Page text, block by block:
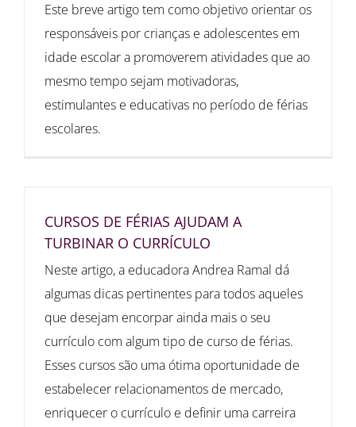
Este breve artigo tem como objetivo orientar os
responsáveis por crianças e adolescentes em
idade escolar a promoverem atividades que ao
mesmo tempo sejam motivadoras,
estimulantes e educativas no período de férias
escolares.
CURSOS DE FÉRIAS AJUDAM A
TURBINAR O CURRÍCULO
Neste artigo, a educadora Andrea Ramal dá
algumas dicas pertinentes para todos aqueles
que desejam encorpar ainda mais o seu
currículo com algum tipo de curso de férias.
Esses cursos são uma ótima oportunidade de
estabelecer relacionamentos de mercado,
enriquecer o currículo e definir uma carreira